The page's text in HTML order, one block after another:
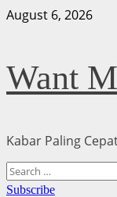
Skip
August 6, 2026
Want
Kabar Paling
Primary
Menu
Search
for:
Subscribe